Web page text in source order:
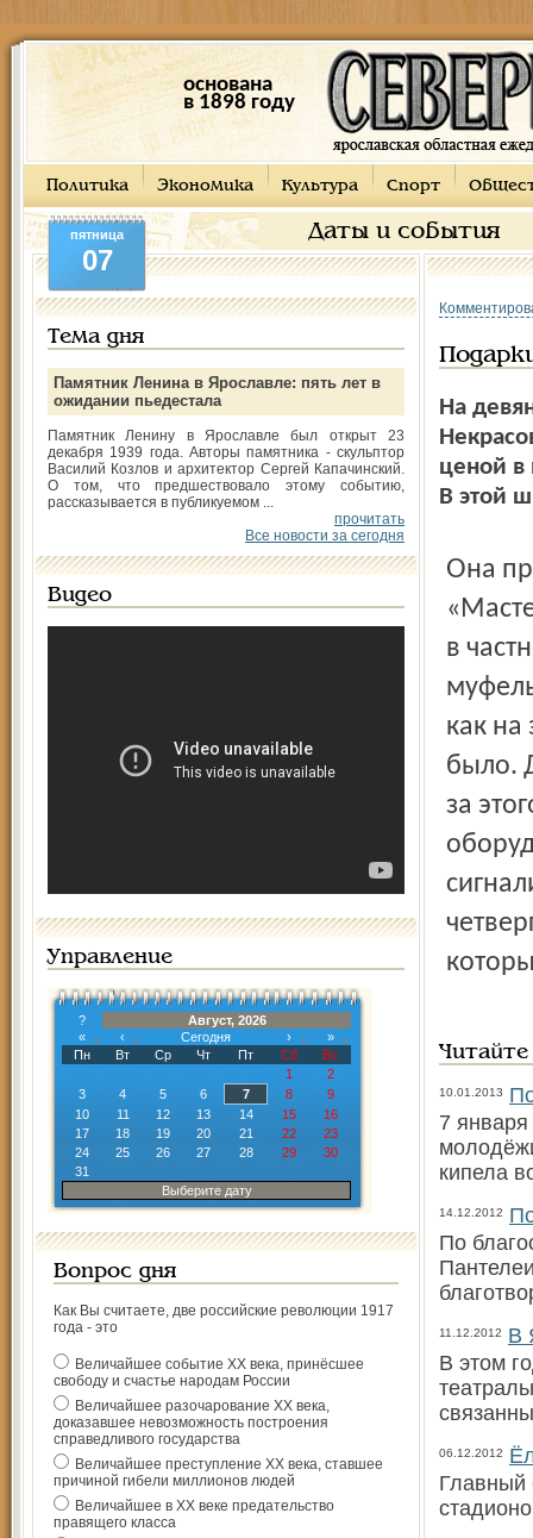
основана
в 1898 году
Политика Экономика Культура Спорт
Даты и события
пятница
07
Тема дня
Памятник Ленина в Ярославле: пять лет в
ожидании пьедестала
Памятник Ленину в Ярославле был открыт 23
декабря 1939 года. Авторы памятника - скульптор
Василий Козлов и архитектор Сергей Капачинский.
О том, что предшествовало этому событию,
рассказывается в публикуемом ...
прочитать
Все новости за сегодня
Видео
Управление
?
Август, 2026
«
‹ Сегодня ›
»
Пн
Вт Ср Чт Пт Сб
Вс
1
2
3
4 5 6 7 8
9
10
11 12 13 14 15
16
17
18 19 20 21 22
23
24
25 26 27 28 29
30
31
Выберите дату
Вопрос дня
Как Вы считаете, две российские революции 1917
года - это
Величайшее событие ХХ века, принёсшее
свободу и счастье народам России
Величайшее разочарование ХХ века,
доказавшее невозможность построения
справедливого государства
Величайшее преступление ХХ века, ставшее
причиной гибели миллионов людей
Величайшее в ХХ веке предательство
правящего класса
На
ценой в
В этой
Она преподает английский язык и ведет кружок
в
как на
было.
за
10.01.2013
7 января
кипела
14.12.2012
По
11.12.2012
В
В этом
06.12.2012
Главный